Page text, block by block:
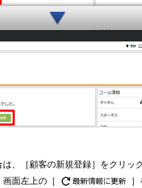
、［顧客の新規登録］をクリ
面左上の［